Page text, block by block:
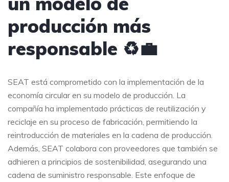
producción más
responsable ♻️💼
SEAT está comprometido con la implementación de la
economía circular en su modelo de producción. La
compañía ha implementado prácticas de reutilización y
reciclaje en su proceso de fabricación, permitiendo la
reintroducción de materiales en la cadena de producción.
Además, SEAT colabora con proveedores que también se
adhieren a principios de sostenibilidad, asegurando una
cadena de suministro responsable. Este enfoque de